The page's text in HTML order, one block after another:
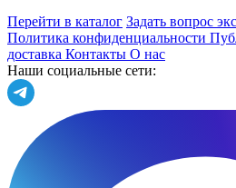
Перейти в каталог Задать вопрос
Политика конфиденциальности
доставка Контакты О нас
Наши социальные сети: